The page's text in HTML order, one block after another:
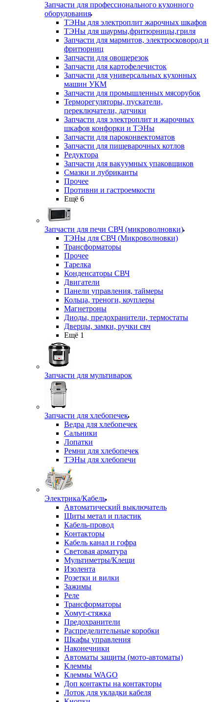
Запчасти для профессионального кухонного
оборудования
ТЭНы для электроплит жарочных шкафов
ТЭНы для шаурмы,фритюрницы,гриля
Запчасти для мармитов, электросковород и
фритюрниц
Запчасти для овощерезок
Запчасти для картофелечисток
Запчасти для универсальных кухонных
машин УКМ
Запчасти для промышленных мясорубок
Терморегуляторы, пускатели,
переключатели, датчики
Запчасти для электроплит и жарочных
шкафов конфорки и ТЭНы
Запчасти для пароконвектоматов
Запчасти для пищеварочных котлов
Редуктора
Запчасти для вакуумных упаковщиков
Смазки и лубриканты
Прочее
Противни и гастроемкости
Ещё 6
Запчасти для печи СВЧ (микроволновки)
ТЭНы для СВЧ (Микроволновки)
Трансформаторы
Прочее
Тарелка
Конденсаторы СВЧ
Двигатели
Панели управления, таймеры
Кольца, треноги, коуплеры
Магнетроны
Диоды, предохранители, термостаты
Дверцы, замки, ручки свч
Ещё 1
Запчасти для мультиварок
Запчасти для хлебопечек
Ведра для хлебопечек
Сальники
Лопатки
Ремни для хлебопечек
ТЭНы для хлебопечи
Электрика/Кабель
Автоматический выключатель
Щиты метал и пластик
Кабель-провод
Контакторы
Кабель канал и гофра
Световая арматура
Мультиметры/Клещи
Изолента
Розетки и вилки
Зажимы
Реле
Трансформаторы
Хомут-стяжка
Предохранители
Распределительные коробки
Шкафы управления
Наконечники
Автоматы защиты (мото-автоматы)
Клеммы
Клеммы WAGO
Доп контакты на контакторы
Лоток для укладки кабеля